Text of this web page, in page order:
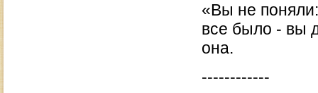
«Вы не
все было - вы
она.
------------